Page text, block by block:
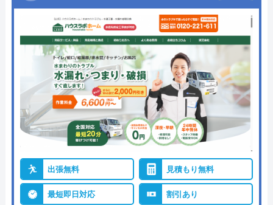
出張無料 見積もり無料
最短即日対応 割引あり